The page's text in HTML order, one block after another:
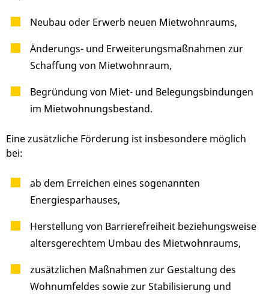
Neubau oder Erwerb neuen Mietwohnraums,
Änderungs- und Erweiterungsmaßnahmen zur
Schaffung von Mietwohnraum,
Begründung von Miet- und Belegungsbindungen
im Mietwohnungsbestand.
Eine zusätzliche Förderung ist insbesondere möglich
bei:
ab dem Erreichen eines sogenannten
Energiesparhauses,
Herstellung von Barrierefreiheit beziehungsweise
altersgerechtem Umbau des Mietwohnraums,
zusätzlichen Maßnahmen zur Gestaltung des
Wohnumfeldes sowie zur Stabilisierung und